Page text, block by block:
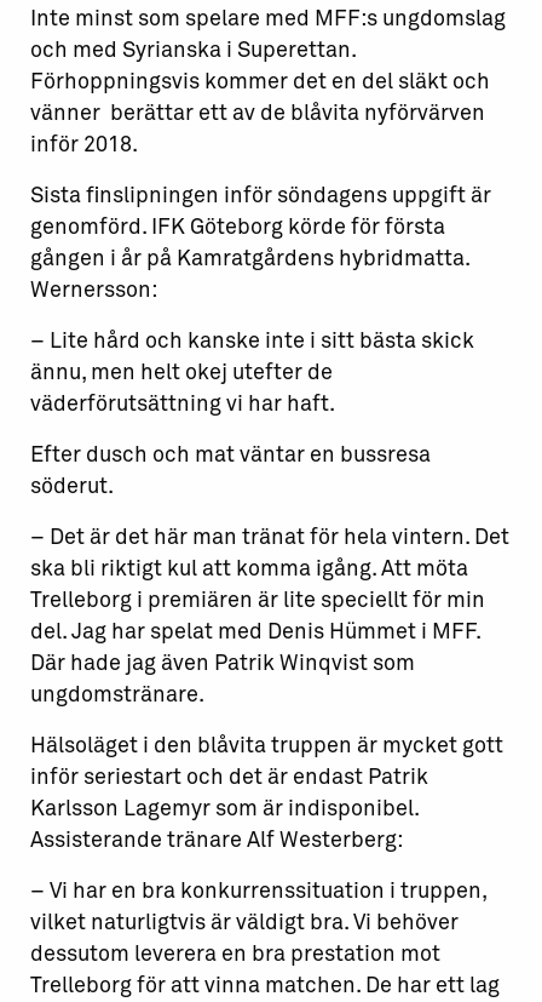
Inte minst som spelare med MFF:s ungdomslag
och med Syrianska i Superettan.
Förhoppningsvis kommer det en del släkt och
vänner berättar ett av de blåvita nyförvärven
inför 2018.
Sista finslipningen inför söndagens uppgift är
genomförd. IFK Göteborg körde för första
gången i år på Kamratgårdens hybridmatta.
Wernersson:
– Lite hård och kanske inte i sitt bästa skick
ännu, men helt okej utefter de
väderförutsättning vi har haft.
Efter dusch och mat väntar en bussresa
söderut.
– Det är det här man tränat för hela vintern. Det
ska bli riktigt kul att komma igång. Att möta
Trelleborg i premiären är lite speciellt för min
del. Jag har spelat med Denis Hümmet i MFF.
Där hade jag även Patrik Winqvist som
ungdomstränare.
Hälsoläget i den blåvita truppen är mycket gott
inför seriestart och det är endast Patrik
Karlsson Lagemyr som är indisponibel.
Assisterande tränare Alf Westerberg:
– Vi har en bra konkurrenssituation i truppen,
vilket naturligtvis är väldigt bra. Vi behöver
dessutom leverera en bra prestation mot
Trelleborg för att vinna matchen. De har ett lag